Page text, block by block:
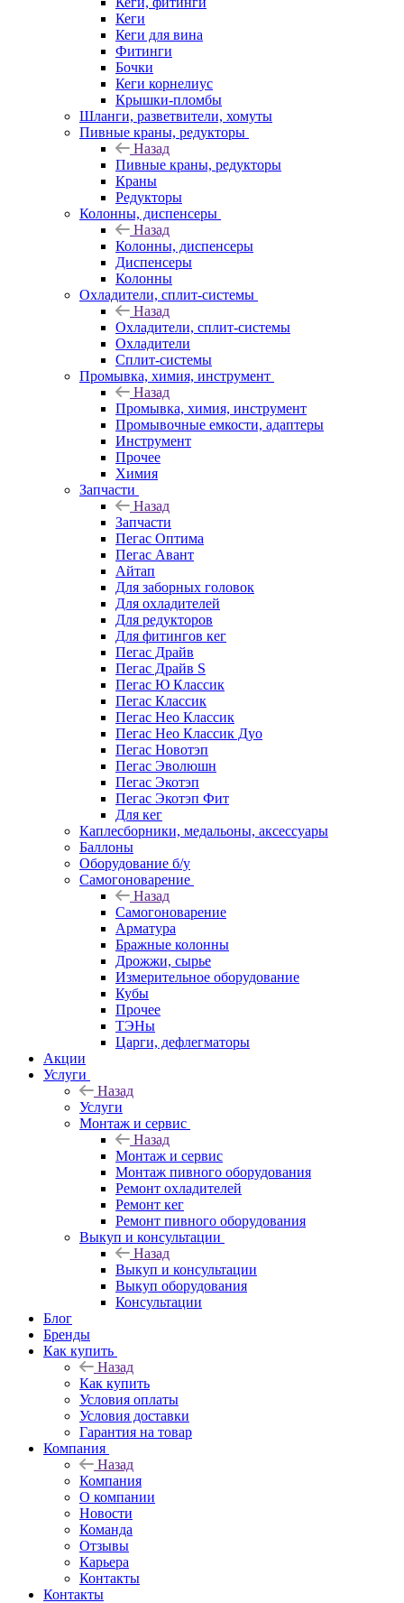
Кеги
Кеги для вина
Фитинги
Бочки
Кеги корнелиус
Крышки-пломбы
Шланги, разветвители, хомуты
Пивные краны, редукторы
Назад
Пивные краны, редукторы
Краны
Редукторы
Колонны, диспенсеры
Назад
Колонны, диспенсеры
Диспенсеры
Колонны
Охладители, сплит-системы
Назад
Охладители, сплит-системы
Охладители
Сплит-системы
Промывка, химия, инструмент
Назад
Промывка, химия, инструмент
Промывочные емкости, адаптеры
Инструмент
Прочее
Химия
Запчасти
Назад
Запчасти
Пегас Оптима
Пегас Авант
Айтап
Для заборных головок
Для охладителей
Для редукторов
Для фитингов кег
Пегас Драйв
Пегас Драйв S
Пегас Ю Классик
Пегас Классик
Пегас Нео Классик
Пегас Нео Классик Дуо
Пегас Новотэп
Пегас Эволюшн
Пегас Экотэп
Пегас Экотэп Фит
Для кег
Каплесборники, медальоны, аксессуары
Баллоны
Оборудование б/у
Самогоноварение
Назад
Самогоноварение
Арматура
Бражные колонны
Дрожжи, сырье
Измерительное оборудование
Кубы
Прочее
ТЭНы
Царги, дефлегматоры
Акции
Услуги
Назад
Услуги
Монтаж и сервис
Назад
Монтаж и сервис
Монтаж пивного оборудования
Ремонт охладителей
Ремонт кег
Ремонт пивного оборудования
Выкуп и консультации
Назад
Выкуп и консультации
Выкуп оборудования
Консультации
Блог
Бренды
Как купить
Назад
Как купить
Условия оплаты
Условия доставки
Гарантия на товар
Компания
Назад
Компания
О компании
Новости
Команда
Отзывы
Карьера
Контакты
Контакты